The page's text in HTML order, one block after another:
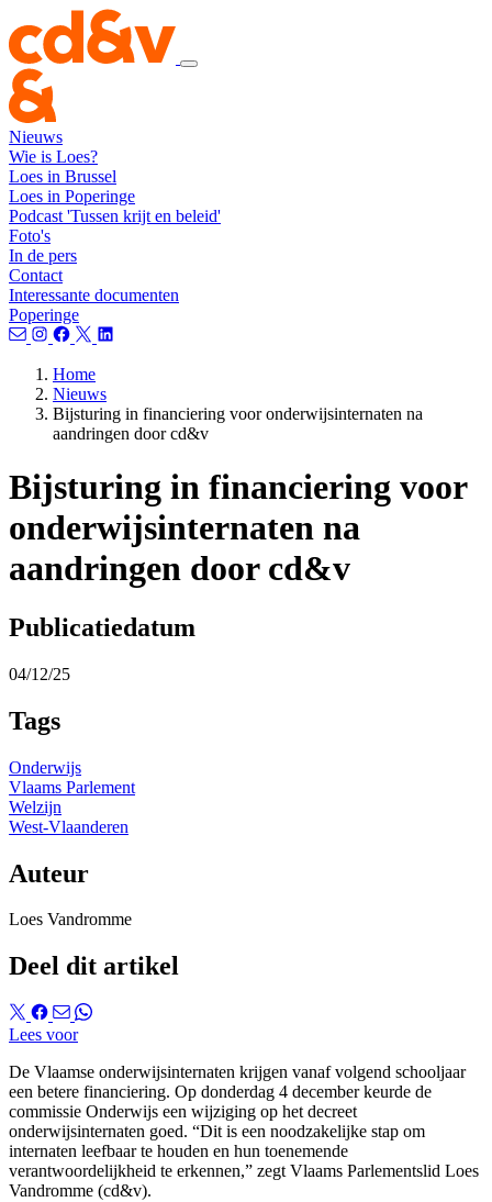
Nieuws
Wie is Loes?
Loes in Brussel
Loes in Poperinge
Podcast 'Tussen krijt en beleid'
Foto's
In de pers
Contact
Interessante documenten
Poperinge
Home
Nieuws
Bijsturing in financiering voor onderwijsinternaten na
aandringen door cd&v
Bijsturing in financiering voor
onderwijsinternaten na
aandringen door cd&v
Publicatiedatum
04/12/25
Tags
Onderwijs
Vlaams Parlement
Welzijn
West-Vlaanderen
Auteur
Loes Vandromme
Deel dit artikel
Lees voor
De Vlaamse onderwijsinternaten krijgen vanaf volgend schooljaar
een betere financiering. Op donderdag 4 december keurde de
commissie Onderwijs een wijziging op het decreet
onderwijsinternaten goed. “Dit is een noodzakelijke stap om
internaten leefbaar te houden en hun toenemende
verantwoordelijkheid te erkennen,” zegt Vlaams Parlementslid Loes
Vandromme (cd&v).